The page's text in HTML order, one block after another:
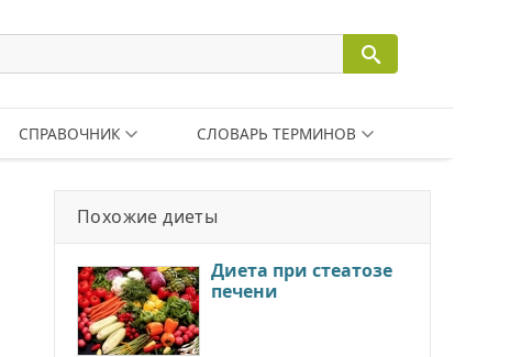
СПРАВОЧНИК СЛОВАРЬ ТЕРМИНОВ
Похожие диеты
Диета при стеатозе
печени